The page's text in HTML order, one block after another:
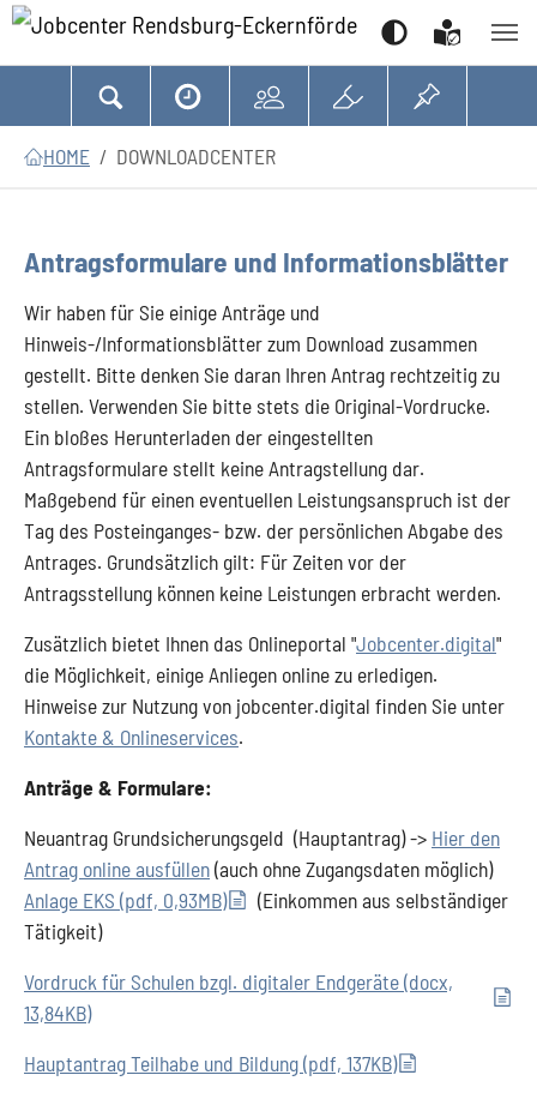
Suchen
HOME DOWNLOADCENTER
Antragsformulare und Informationsblätter
Wir haben für Sie einige Anträge und
Hinweis-/Informationsblätter zum Download zusammen
gestellt. Bitte denken Sie daran Ihren Antrag rechtzeitig zu
stellen. Verwenden Sie bitte stets die Original-Vordrucke.
Ein bloßes Herunterladen der eingestellten
Antragsformulare stellt keine Antragstellung dar.
Maßgebend für einen eventuellen Leistungsanspruch ist der
Tag des Posteinganges- bzw. der persönlichen Abgabe des
Antrages. Grundsätzlich gilt: Für Zeiten vor der
Antragsstellung können keine Leistungen erbracht werden.
Zusätzlich bietet Ihnen das Onlineportal "Jobcenter.digital"
die Möglichkeit, einige Anliegen online zu erledigen.
Hinweise zur Nutzung von jobcenter.digital finden Sie unter
Kontakte & Onlineservices.
Anträge & Formulare:
Neuantrag Grundsicherungsgeld (Hauptantrag) -> Hier den
Antrag online ausfüllen(auch ohne Zugangsdaten möglich)
Anlage EKS (pdf, 0,93MB)
(Einkommen aus selbständiger
Tätigkeit)
Vordruck für Schulen bzgl. digitaler Endgeräte (docx,
13,84KB)
Hauptantrag Teilhabe und Bildung (pdf, 137KB)